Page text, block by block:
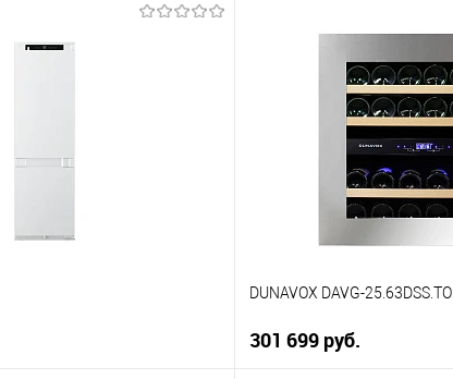
Купить в 1 клик
К сравнению
В избранное
DUNAVOX DAVG-25.63DSS.TO
301 699 руб.